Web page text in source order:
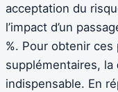
acceptation du
l’impact d’un
%. Pour obtenir
supplémentaires, la
indispensable. En